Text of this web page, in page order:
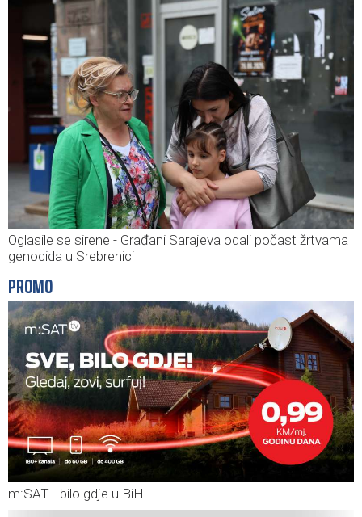
Oglasile se sirene - Građani Sarajeva odali počast žrtvama
genocida u Srebrenici
PROMO
m:SAT - bilo gdje u BiH